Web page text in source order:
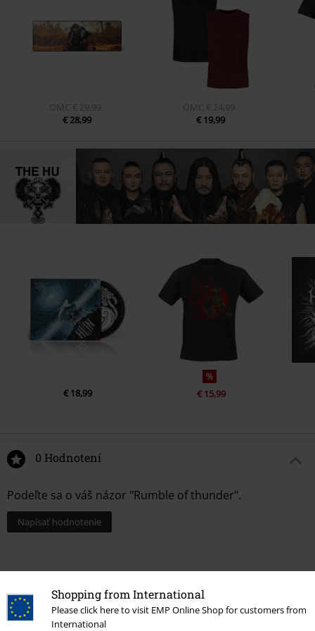
Shopping from International
Please click here to visit EMP Online Shop for customers from
International
OMC € 29,99
€ 28,99
OMC € 24,99
€ 19,99
€ 18,99
%
€ 15,99
0 Hodnotení
Podeľte sa o váš názor "Rumble of thunder".
Napísať hodnotenie